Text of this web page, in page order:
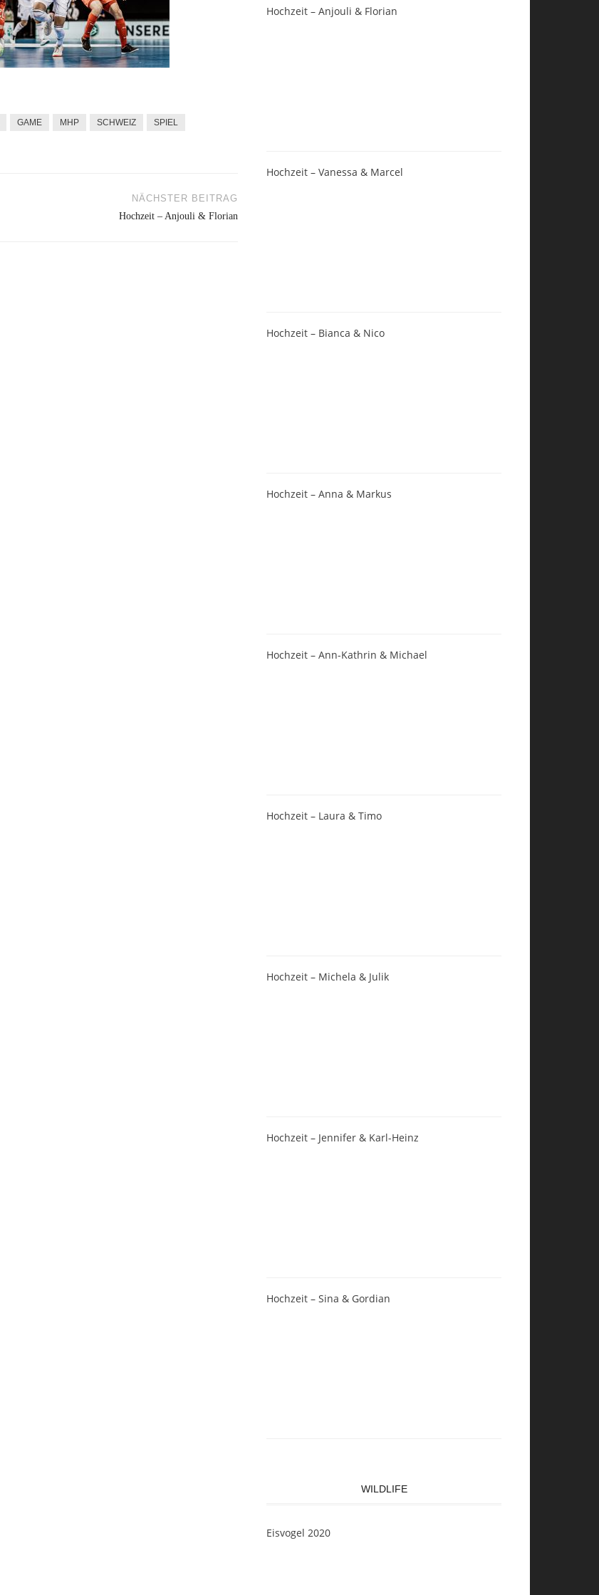
GAME MHP SCHWEIZ SPIEL
NÄCHSTER BEITRAG
Hochzeit – Anjouli & Florian
Hochzeit – Anjouli & Florian
Hochzeit – Vanessa & Marcel
Hochzeit – Bianca & Nico
Hochzeit – Anna & Markus
Hochzeit – Ann-Kathrin & Michael
Hochzeit – Laura & Timo
Hochzeit – Michela & Julik
Hochzeit – Jennifer & Karl-Heinz
Hochzeit – Sina & Gordian
WILDLIFE
Eisvogel 2020